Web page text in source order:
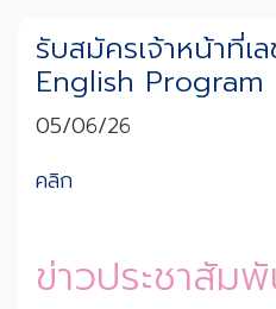
รับสมัครเจ้าหน้าที่เ
English Program
05/06/26
คลิก
ข่าวประชาสัม